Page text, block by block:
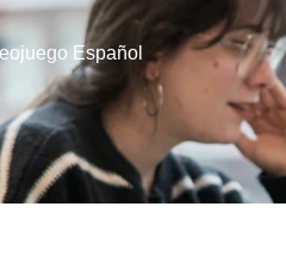
Español